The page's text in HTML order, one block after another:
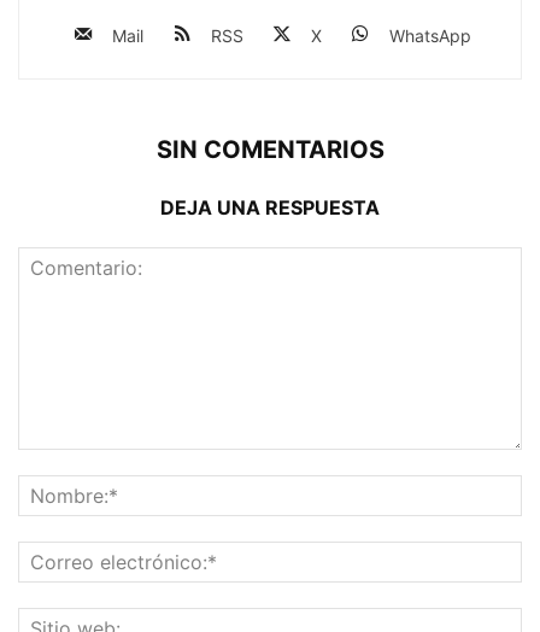
Mail RSS X WhatsApp
SIN COMENTARIOS
DEJA UNA RESPUESTA